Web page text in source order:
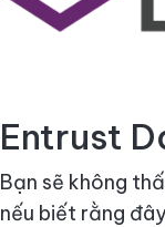
Entrust
Bạn sẽ không
nếu biết rằng